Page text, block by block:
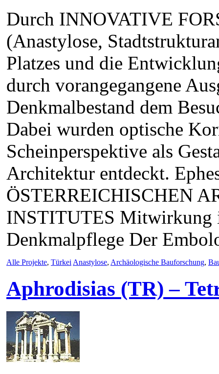
Durch INNOVATIVE
(Anastylose,
Platzes und die
durch vorangegangene
Denkmalbestand dem
Dabei wurden optische
Scheinperspektive als
Architektur entdeckt.
ÖSTERREICHISCHEN
INSTITUTES Mitwirkung
Denkmalpflege Der
Alle Projekte, Türkei Anastylose, Archäologische Bauforschung,
Aphrodisias (TR) –